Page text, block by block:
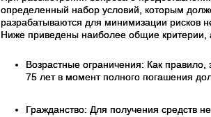
определенный набор условий, которым
разрабатываются для минимизации рисков
Ниже приведены наиболее общие критерии,
Возрастные ограничения: Как
75 лет в момент полного погашения
Гражданство: Для получения средств